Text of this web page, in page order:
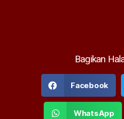
Bagikan
Facebook
WhatsApp